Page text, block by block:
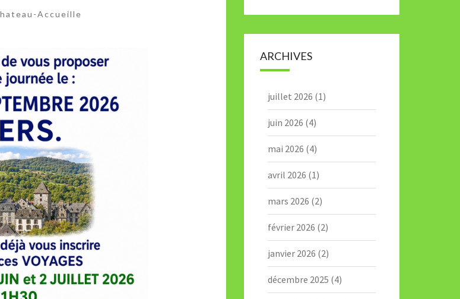
Accueille
ARCHIVES
juillet 2026 (1)
juin 2026 (4)
mai 2026 (4)
avril 2026 (1)
mars 2026 (2)
février 2026 (2)
janvier 2026 (2)
décembre 2025 (4)